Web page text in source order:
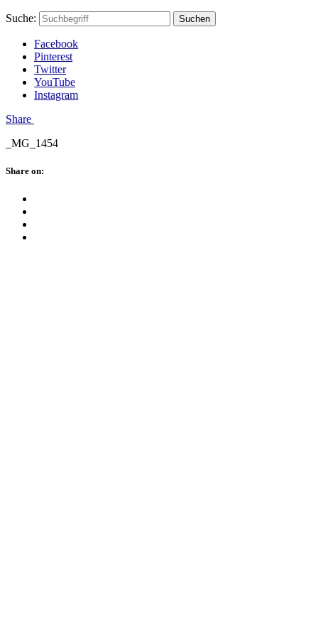
Skip
content
Hauptstadtmutti
Schließen
Search
Schließen
Suche: Suchen
Facebook
Pinterest
Twitter
YouTube
Instagram
Menü
Share
_MG_1454
Schließen
Share on: